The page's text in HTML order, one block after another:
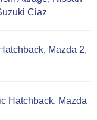
Ciaz
, Mazda 2,
Hatchback, Mazda